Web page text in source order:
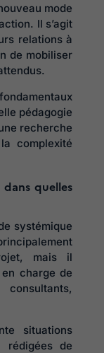
mode
Il s’agit
relations à
de mobiliser
pédagogie
recherche
complexité
quelles
systémique
mais il
charge de
situations
rédigées de